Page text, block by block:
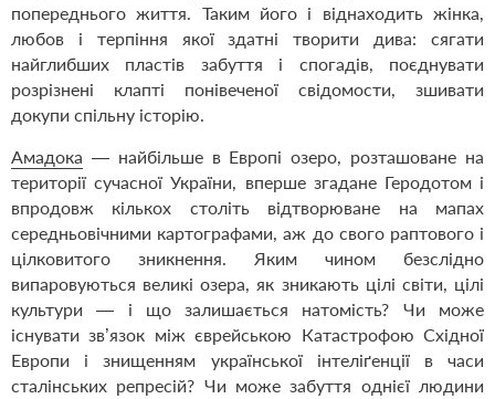
попереднього життя. Таким його і віднаходить жінка,
любов і терпіння якої здатні творити дива: сягати
найглибших пластів забуття і спогадів, поєднувати
розрізнені клапті понівеченої свідомости, зшивати
докупи спільну історію.
Амадока — найбільше в Европі озеро, розташоване на
території сучасної України, вперше згадане Геродотом і
впродовж кількох століть відтворюване на мапах
середньовічними картографами, аж до свого раптового і
цілковитого зникнення. Яким чином безслідно
випаровуються великі озера, як зникають цілі світи, цілі
культури — і що залишається натомість? Чи може
існувати зв’язок між єврейською Катастрофою Східної
Европи і знищенням української інтеліґенції в часи
сталінських репресій? Чи може забуття однієї людини